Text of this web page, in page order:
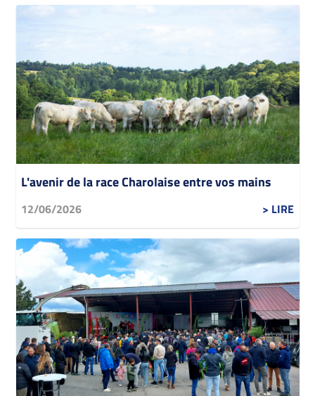
L'avenir de la race Charolaise entre vos mains
12/06/2026 > LIRE